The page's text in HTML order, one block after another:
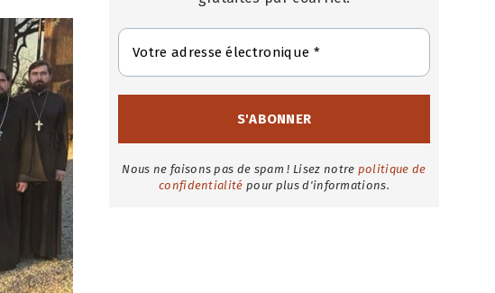
Nous ne faisons pas de spam ! Lisez notre politique de
confidentialité pour plus d'informations.